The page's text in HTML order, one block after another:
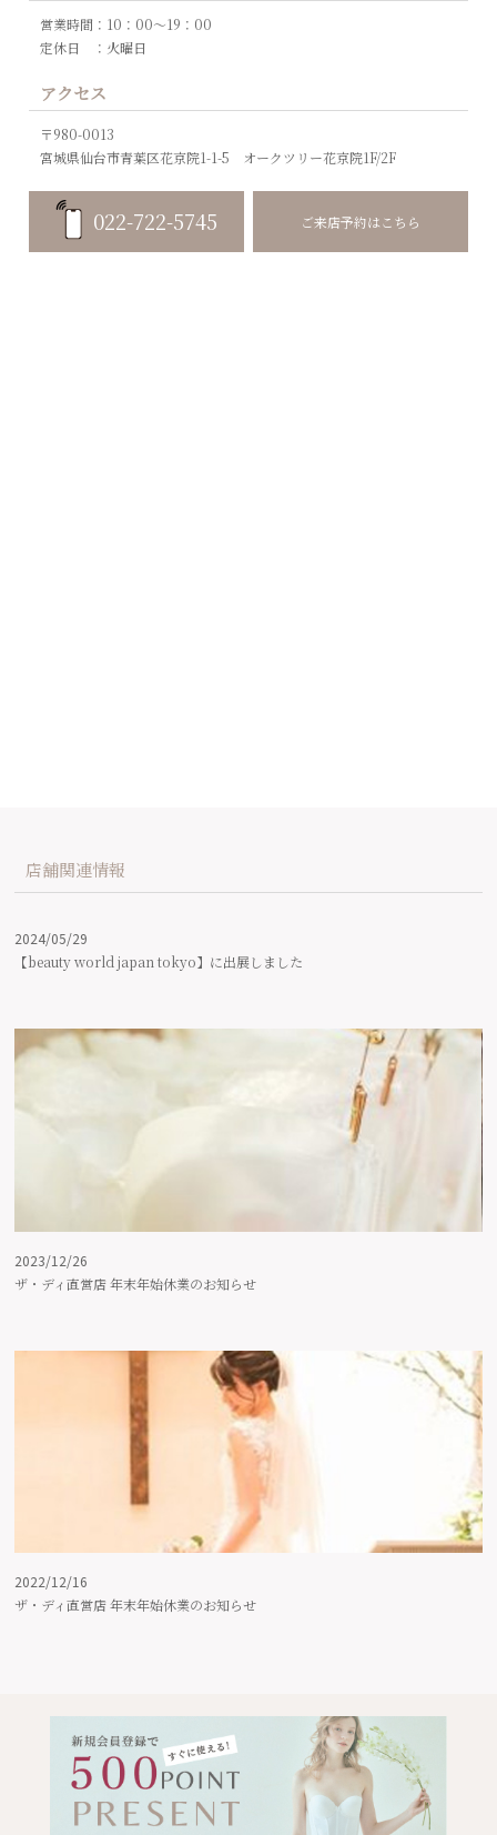
営業時間：10：00～19：00
定休日 ：火曜日
アクセス
〒980-0013
宮城県仙台市青葉区花京院1-1-5 オークツリー花京院1F/2F
022-722-5745 ご来店予約はこちら
店舗関連情報
2024/05/29
【beauty world japan tokyo】に出展しました
2023/12/26
ザ・ディ直営店 年末年始休業のお知らせ
2022/12/16
ザ・ディ直営店 年末年始休業のお知らせ